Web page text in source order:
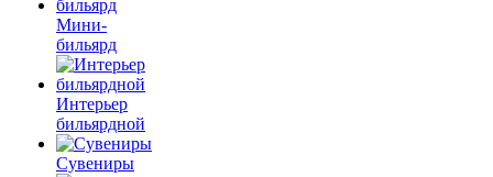
Мини-
бильярд
Интерьер
бильярдной
Сувениры